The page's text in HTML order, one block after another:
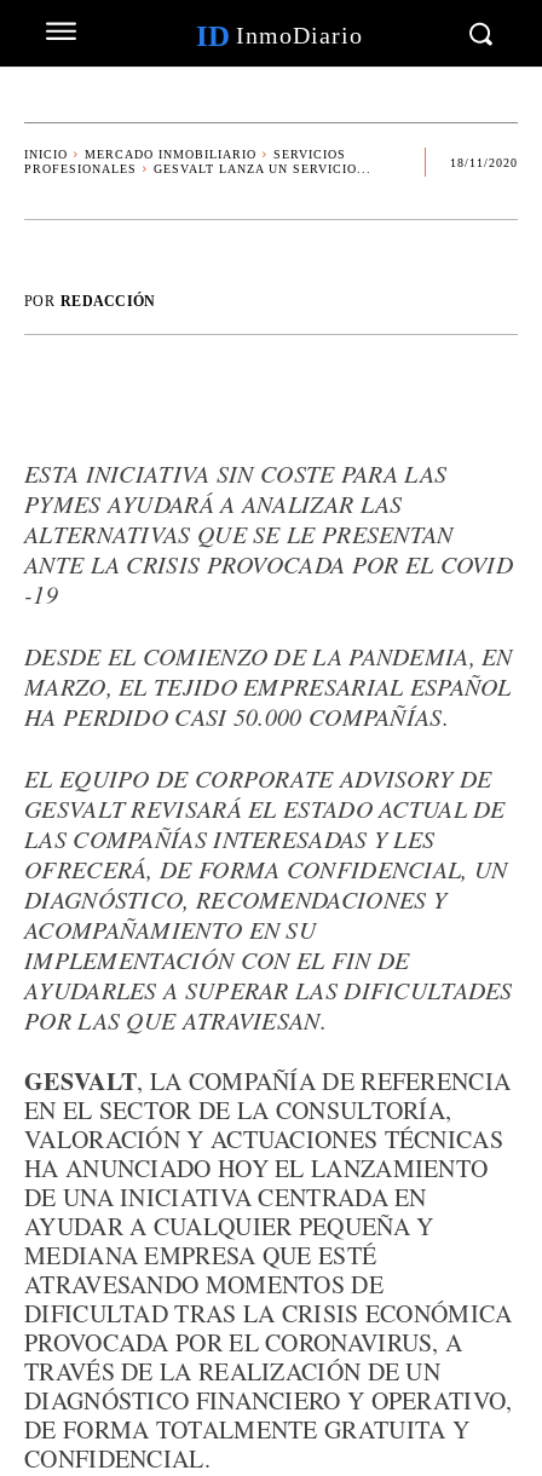
ID InmoDiario
INICIO MERCADO INMOBILIARIO
SERVICIOS
PROFESIONALES
GESVALT LANZA UN SERVICIO...
18/11/2020
POR REDACCIÓN
ESTA INICIATIVA SIN COSTE PARA LAS
PYMES AYUDARÁ A ANALIZAR LAS
ALTERNATIVAS QUE SE LE PRESENTAN
ANTE LA CRISIS PROVOCADA POR EL COVID
-19
DESDE EL COMIENZO DE LA PANDEMIA, EN
MARZO, EL TEJIDO EMPRESARIAL ESPAÑOL
HA PERDIDO CASI 50.000 COMPAÑÍAS.
EL EQUIPO DE CORPORATE ADVISORY DE
GESVALT REVISARÁ EL ESTADO ACTUAL DE
LAS COMPAÑÍAS INTERESADAS Y LES
OFRECERÁ, DE FORMA CONFIDENCIAL, UN
DIAGNÓSTICO, RECOMENDACIONES Y
ACOMPAÑAMIENTO EN SU
IMPLEMENTACIÓN CON EL FIN DE
AYUDARLES A SUPERAR LAS DIFICULTADES
POR LAS QUE ATRAVIESAN.
GESVALT, LA COMPAÑÍA DE REFERENCIA
EN EL SECTOR DE LA CONSULTORÍA,
VALORACIÓN Y ACTUACIONES TÉCNICAS
HA ANUNCIADO HOY EL LANZAMIENTO
DE UNA INICIATIVA CENTRADA EN
AYUDAR A CUALQUIER PEQUEÑA Y
MEDIANA EMPRESA QUE ESTÉ
ATRAVESANDO MOMENTOS DE
DIFICULTAD TRAS LA CRISIS ECONÓMICA
PROVOCADA POR EL CORONAVIRUS, A
TRAVÉS DE LA REALIZACIÓN DE UN
DIAGNÓSTICO FINANCIERO Y OPERATIVO,
DE FORMA TOTALMENTE GRATUITA Y
CONFIDENCIAL.